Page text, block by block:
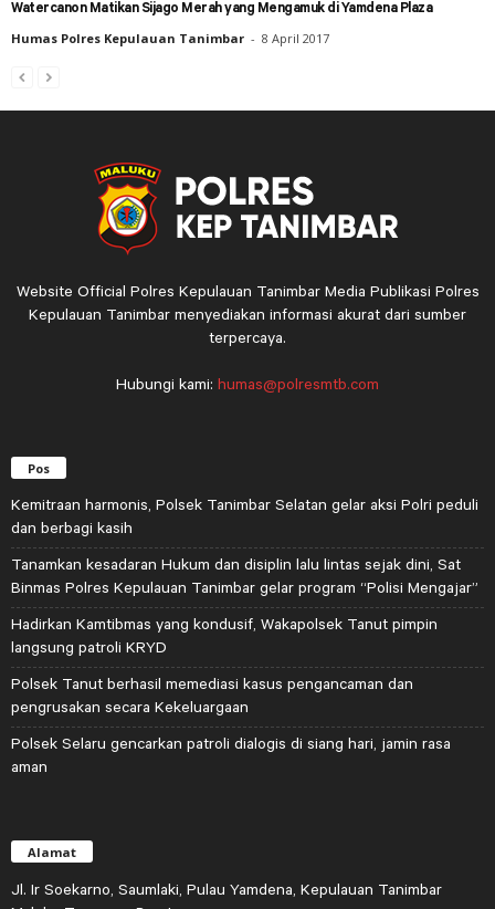
Watercanon Matikan Sijago Merah yang Mengamuk di Yamdena Plaza
Humas Polres Kepulauan Tanimbar - 8 April 2017
Website Official Polres Kepulauan Tanimbar Media Publikasi Polres
Kepulauan Tanimbar menyediakan informasi akurat dari sumber
terpercaya.
Hubungi kami: humas@polresmtb.com
Pos
Kemitraan harmonis, Polsek Tanimbar Selatan gelar aksi Polri peduli
dan berbagi kasih
Tanamkan kesadaran Hukum dan disiplin lalu lintas sejak dini, Sat
Binmas Polres Kepulauan Tanimbar gelar program “Polisi Mengajar”
Hadirkan Kamtibmas yang kondusif, Wakapolsek Tanut pimpin
langsung patroli KRYD
Polsek Tanut berhasil memediasi kasus pengancaman dan
pengrusakan secara Kekeluargaan
Polsek Selaru gencarkan patroli dialogis di siang hari, jamin rasa
aman
Alamat
Jl. Ir Soekarno, Saumlaki, Pulau Yamdena, Kepulauan Tanimbar